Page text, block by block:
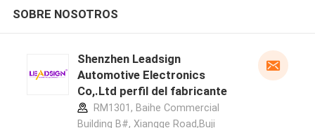
SOBRE NOSOTROS
Shenzhen Leadsign
Automotive Electronics
Co,.Ltd perfil del fabricante
RM1301, Baihe Commercial
Building B#, Xiangge Road,Buji